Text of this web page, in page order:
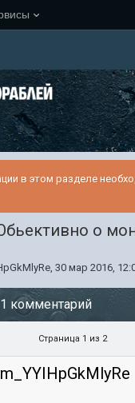
в этом разделе
о
, 30 мар 2016,
комментарий
Страница 1 из 2